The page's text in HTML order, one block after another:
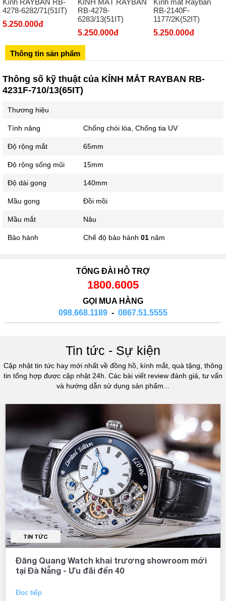
Số 273 Nguyễn Văn Cừ - Long Biên - Hà Nội
02439392490
Sô 580 Ngã tư Trường Chinh - Hà Nội
02437939481
Số 53 Trần Đăng Ninh - Cầu Giấy - Hà Nội
Showroom 86: BH9A-SP.9A-63 Vinhomes Ocean Park 1, Dương
Xá, Gia Lâm, Thành phố Hà Nội
Kính RAYBAN RB-
4278-6282/71(51IT)
5.250.000đ
KÍNH MẮT RAYBAN
RB-4278-
6283/13(51IT)
5.250.000đ
Kính mát Rayban
RB-2140F-
1177/2K(52IT)
5.250.000đ
Thông tin sản phẩm
Thông số kỹ thuật của KÍNH MẮT RAYBAN RB-
4231F-710/13(65IT)
Thương hiệu
Tính năng Chống chói lóa, Chống tia UV
Độ rộng mắt 65mm
Độ rộng sống mũi 15mm
Độ dài gọng 140mm
Mầu gọng Đồi mồi
Mầu mắt Nâu
Bảo hành Chế độ bảo hành 01 năm
TỔNG ĐÀI HỖ TRỢ
1800.6005
GỌI MUA HÀNG
098.668.1189 - 0867.51.5555
Tin tức - Sự kiện
Cập nhật tin tức hay mới nhất về đồng hồ, kính mắt, quà tặng, thông
tin tổng hợp được cập nhật 24h. Các bài viết review đánh giá, tư vấn
và hướng dẫn sử dụng sản phẩm...
TIN TỨC
Đăng Quang Watch khai trương showroom mới
tại Đà Nẵng - Ưu đãi đến 40
Đọc tiếp